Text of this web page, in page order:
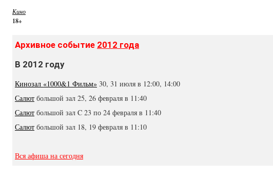
Кино
18+
Архивное событие 2012 года
В 2012 году
Кинозал «1000&1 Фильм» 30, 31 июля в 12:00, 14:00
Салют большой зал 25, 26 февраля в 11:40
Салют большой зал C 23 по 24 февраля в 11:40
Салют большой зал 18, 19 февраля в 11:10
Вся афиша на сегодня